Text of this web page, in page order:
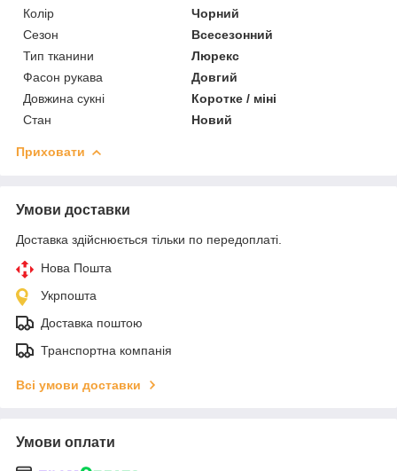
Колір
Чорний
Сезон
Всесезонний
Тип тканини
Люрекс
Фасон рукава
Довгий
Довжина сукні
Коротке / міні
Стан
Новий
Приховати
Умови доставки
Доставка здійснюється тільки по передоплаті.
Нова Пошта
Укрпошта
Доставка поштою
Транспортна компанія
Всі умови доставки
Умови оплати